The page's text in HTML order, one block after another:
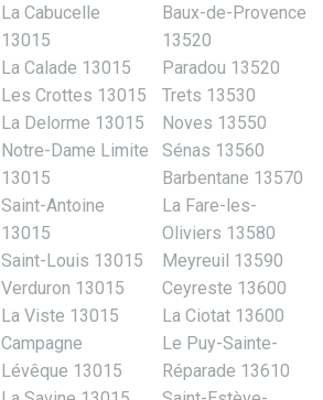
La Cabucelle
13015
La Calade 13015
Les Crottes 13015
La Delorme 13015
Notre-Dame Limite
13015
Saint-Antoine
13015
Saint-Louis 13015
Verduron 13015
La Viste 13015
Campagne
Lévêque 13015
Baux-de-Provence
13520
Paradou 13520
Trets 13530
Noves 13550
Sénas 13560
Barbentane 13570
La Fare-les-
Oliviers 13580
Meyreuil 13590
Ceyreste 13600
La Ciotat 13600
Le Puy-Sainte-
Réparade 13610